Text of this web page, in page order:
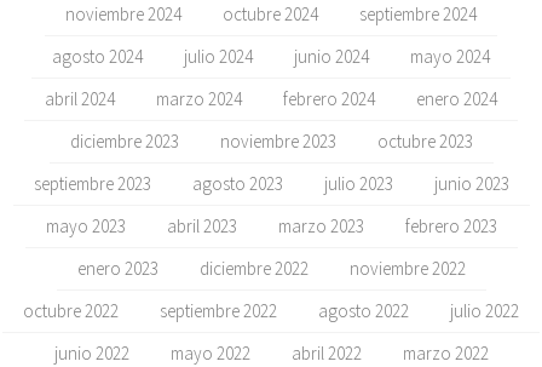
noviembre 2024
octubre 2024
septiembre 2024
agosto 2024
julio 2024 junio 2024
mayo 2024
abril 2024
marzo 2024 febrero 2024
enero 2024
diciembre 2023
noviembre 2023
octubre 2023
septiembre 2023
agosto 2023 julio 2023
junio 2023
mayo 2023
abril 2023 marzo 2023
febrero 2023
enero 2023
diciembre 2022
noviembre 2022
octubre 2022
septiembre 2022 agosto 2022
julio 2022
junio 2022
mayo 2022 abril 2022
marzo 2022